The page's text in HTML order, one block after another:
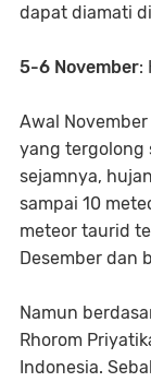
dapat diamati
5-6 November:
Awal
yang tergolong
sejamnya,
sampai 10
meteor taurid
Desember dan
Namun
Rhorom
Indonesia.